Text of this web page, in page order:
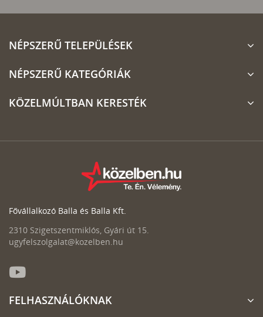
NÉPSZERŰ TELEPÜLÉSEK
NÉPSZERŰ KATEGÓRIÁK
KÖZELMÚLTBAN KERESTÉK
Fővállalkozó Balla és Balla Kft.
2310 Szigetszentmiklós, Gyári út 15.
ugyfelszolgalat@kozelben.hu
FELHASZNÁLÓKNAK